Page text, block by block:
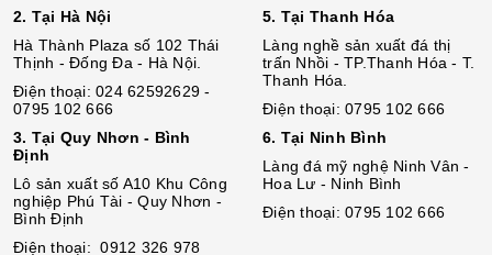
2. Tại Hà Nội
Hà Thành Plaza số 102 Thái
Thịnh - Đống Đa - Hà Nội.
Điện thoại: 024 62592629 -
0795 102 666
3. Tại Quy Nhơn - Bình
Định
Lô sản xuất số A10 Khu Công
nghiệp Phú Tài - Quy Nhơn -
Bình Định
Điện thoại: 0912 326 978
5. Tại Thanh Hóa
Làng nghề sản xuất đá thị
trấn Nhồi - TP.Thanh Hóa - T.
Thanh Hóa.
Điện thoại: 0795 102 666
6. Tại Ninh Bình
Làng đá mỹ nghệ Ninh Vân -
Hoa Lư - Ninh Bình
Điện thoại: 0795 102 666